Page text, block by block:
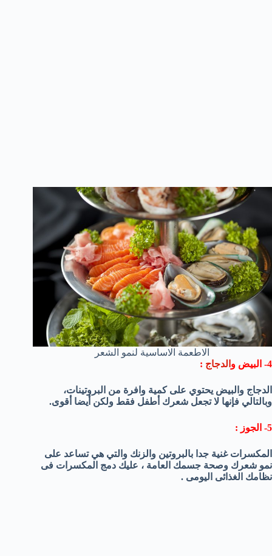
الاطعمة الاساسية لنمو الشعر
4-
البيض و الدجاج :
الدجاج والبيض يحتوي على كمية وافرة من البروتينات،
وبالتالي فإنها لاتجعل شعرك أطفل فقط ولكن أيضا أقوى.
5- الجوز :
المكسرات غنية جدا بالبروتين و الزنك والتي هي تساعد على
نمو شعرك وصحة جسمك العامة ، عليك دمج المكسرات فى
نظامك الغذائى اليومى .